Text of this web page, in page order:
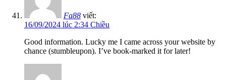
Fa88 viết:
16/09/2024 lúc 2:34 Chiều
Good information. Lucky me I came across your website by
chance (stumbleupon). I’ve book-marked it for later!